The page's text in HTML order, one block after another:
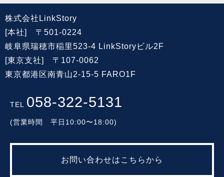
株式会社LinkStory
[本社] 〒501-0224
岐阜県瑞穂市稲里523-4 LinkStoryビル2F
[東京支社] 〒107-0062
東京都港区南青山2-15-5 FARO1F
TEL 058-322-5131
(営業時間 平日10:00〜18:00)
お問い合わせはこちらから